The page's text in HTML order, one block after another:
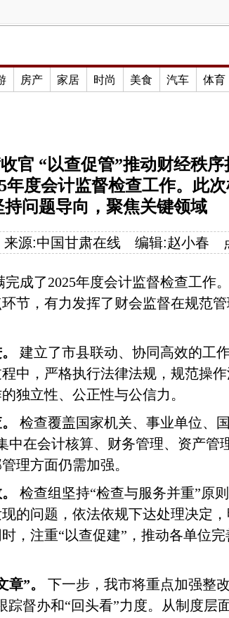
房产 家居 时尚 美食 汽车 体育
官 “以查促管”推动财经秩
年度会计监督检查工作。此
持问题导向，聚焦关键领域
来源:中国甘肃在线 编辑:赵小春
完成了2025年度会计监督检查工作
节，有力发挥了财会监督在规范
建立了市县联动、协同高效的工
中，严格执行法律法规，规范操
独立性、公正性与公信力。
检查覆盖国家机关、事业单位、
中在会计核算、财务管理、资产管
理方面仍需加强。
检查组坚持“检查与服务并重”原
的问题，依法依规下达处理决定
，注重“以查促建”，推动各单位
章”。
下一步，我市将重点加强整
督办和“回头看”力度。从制度层